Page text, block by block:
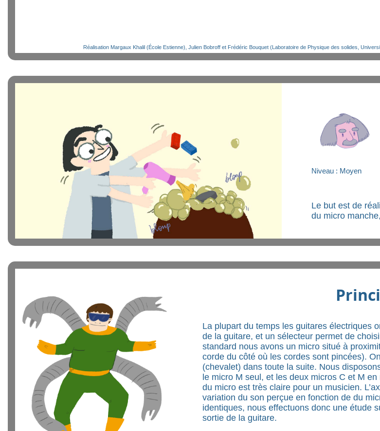
Réalisation Margaux Khalil (École Estienne), Julien Bobroff et Frédéric Bouquet (Laboratoire de Physique des solides,
Niveau : Moyen
Le but est de
du micro
La plupart du temps les guitares électriques
de la guitare, et un sélecteur permet de
standard nous avons un micro situé à
corde du côté où les cordes sont pincées).
(chevalet) dans toute la suite. Nous
le micro M seul, et les deux micros C et M
du micro est très claire pour un musicien.
variation du son perçue en fonction de du
identiques, nous effectuons donc une étude
sortie de la guitare.